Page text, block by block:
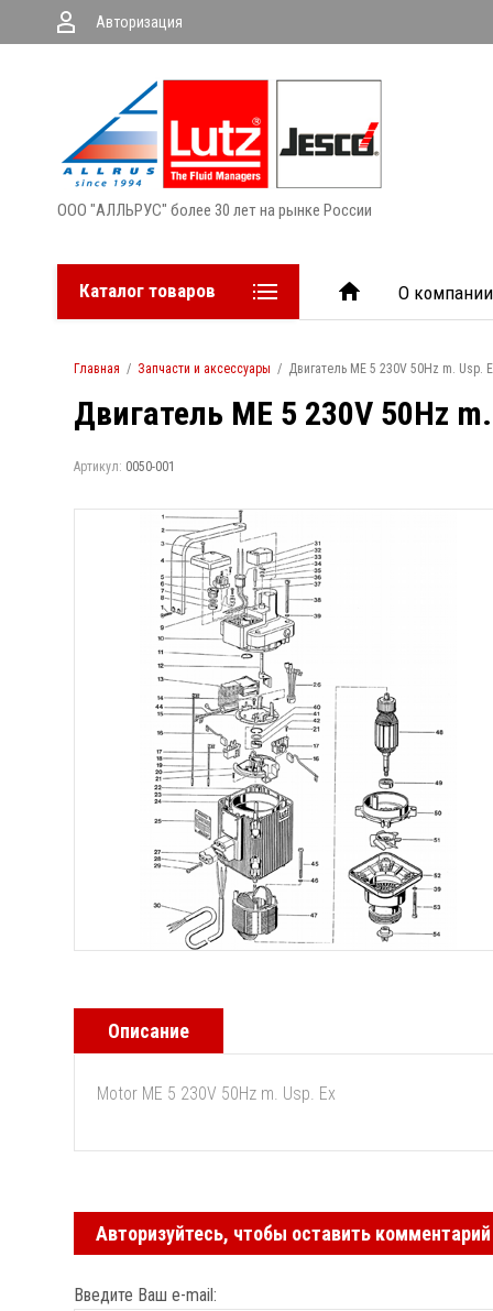
Авторизация
ООО "АЛЛЬРУС" более 30 лет на рынке России
Каталог товаров О компании
Главная / Запчасти и аксессуары / Двигатель ME 5 230V 50Hz m.
Двигатель ME 5 230V 50Hz
Артикул: 0050-001
Описание
Motor ME 5 230V 50Hz m. Usp. Ex
Авторизуйтесь, чтобы оставить комментарий
Введите Ваш e-mail: